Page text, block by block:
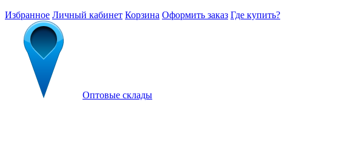
Избранное Личный кабинет Корзина Оформить заказ Где купить?
Оптовые склады